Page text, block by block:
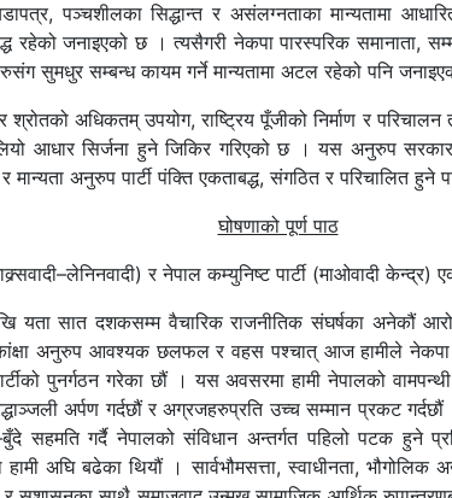
पञ्चशीलका सिद्धान्त र असंलग्नताका मान्यतामा
रहेको जनाइएको छ । त्यसैगरी नेकपा पारस्परिक समानाता,
सुमधुर सम्बन्ध कायम गर्ने मान्यतामा अटल रहेको पनि
अधिकतम् उपयोग, राष्ट्रिय पूँजीको निर्माण र
आधार सिर्जना हुने जिकिर गरिएको छ । यस अनुरुप
मान्यता अनुरुप पार्टी पंक्ति एकताबद्ध, संगठित र परिचालित हुने
घोषणाको पूर्ण पाठ
र नेपाल कम्युनिष्ट पार्टी (माओवादी
यता सात दशकसम्म वैचारिक राजनीतिक संघर्षका अनेकौं
अनुरुप आवश्यक छलफल र वहस पश्चात् आज हामीले नेकपा
पुनर्गठन गरेका छौं । यस अवसरमा हामी नेपालको
अर्पण गर्दछौं र अग्रजहरुप्रति उच्च सम्मान प्रकट
गर्दै नेपालको संविधान अन्तर्गत पहिलो पटक हुने
अघि बढेका थियौं । सार्वभौमसत्ता, स्वाधीनता, भौगोलिक